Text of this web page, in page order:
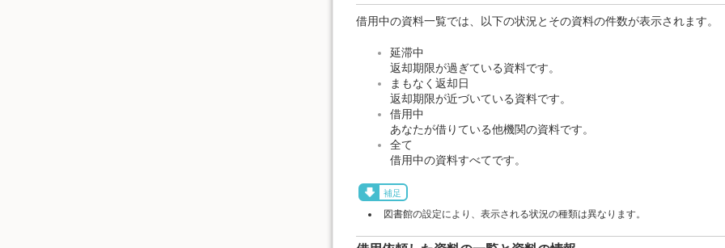
借用中の資料一覧では、以下の状況とその資料の件数が表示されます。
延滞中
返却期限が過ぎている資料です。
まもなく返却日
返却期限が近づいている資料です。
借用中
あなたが借りている他機関の資料です。
全て
借用中の資料すべてです。
補足
図書館の設定により、表示される状況の種類は異なります。